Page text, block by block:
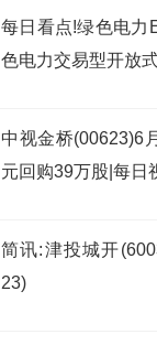
每日看点!绿色电力
色电力交易型开放
中视金桥(00623)6
元回购39万股|每日
简讯:津投城开
23)